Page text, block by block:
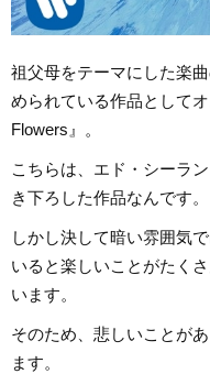
祖父母をテーマにした楽
められている作品として
Flowers』。
こちらは、エド・シーラ
き下ろした作品なんです。
しかし決して暗い雰囲気
いると楽しいことがたく
います。
そのため、悲しいことが
ます。